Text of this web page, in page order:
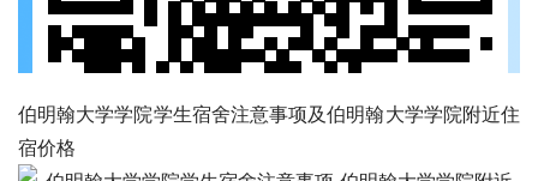
伯明翰大学学院学生宿舍注意事项及伯明翰大学学院附近住
宿价格